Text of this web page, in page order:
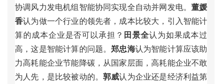
协调风力发电机组智能协同实现全自动并网发电。董媛
香认为做一个行业的领先者 ， 成本比较大 ， 引 入智能计
算的成本企业是否可以承担 ？ 田景全认为如果成本过
高 ，这是智能计算的问题。郑忠海认为智能计算应该助
力高耗能企业节能降碳 ， 从国家层面 ，高耗能企业不敢
为人先 ， 是比较被动的。郭威认为企业还是经济利益第